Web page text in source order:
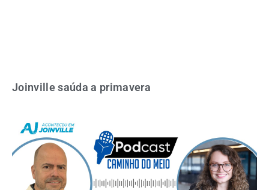
Joinville saúda a primavera